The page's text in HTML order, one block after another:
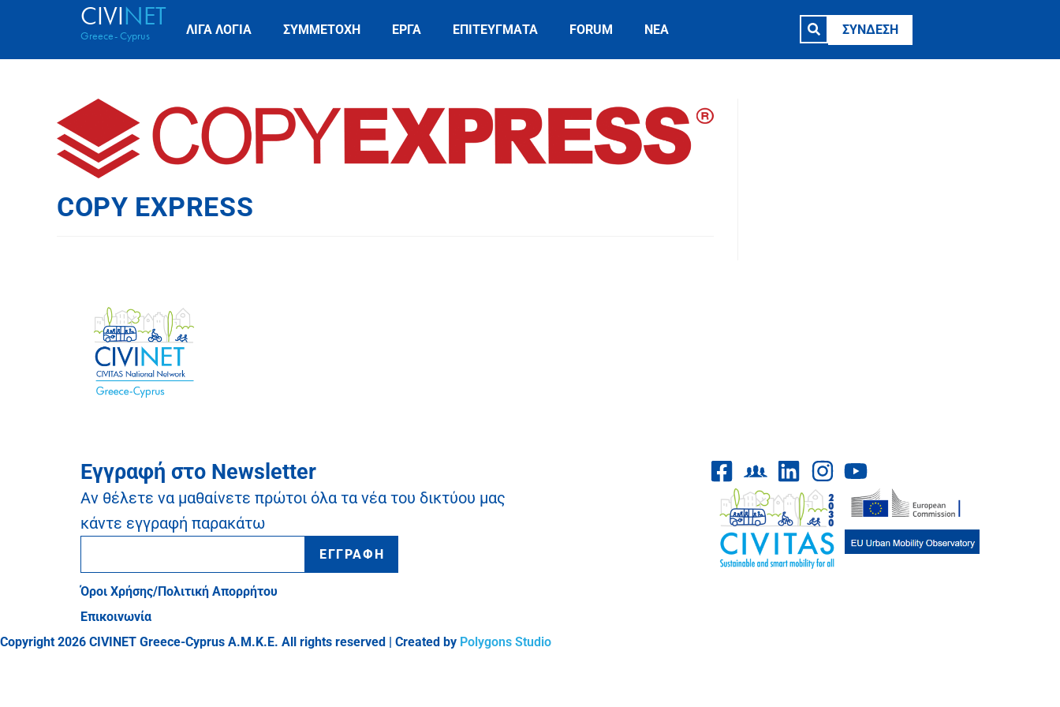
CIVINET
Greece- Cyprus ΛΙΓΑ ΛΟΓΙΑ ΣΥΜΜΕΤΟΧΗ ΕΡΓΑ ΕΠΙΤΕΥΓΜΑΤΑ FORUM ΝΕΑ ΣΥΝΔΕΣΗ
COPY EXPRESS
Εγγραφή στο Newsletter
Αν θέλετε να μαθαίνετε πρώτοι όλα τα νέα του δικτύου μας
κάντε εγγραφή παρακάτω
ΕΓΓΡΑΦΗ
Όροι Χρήσης/Πολιτική Απορρήτου
Επικοινωνία
Copyright 2026 CIVINET Greece-Cyprus A.M.K.E. All rights reserved | Created by Polygons Studio